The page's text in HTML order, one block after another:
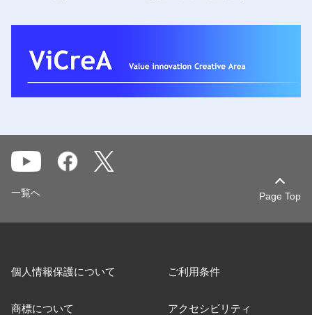
Page Top
一覧へ
個人情報保護について ご利用条件
商標について アクセシビリティ